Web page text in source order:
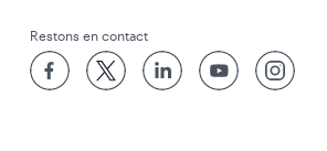
Restons en contact